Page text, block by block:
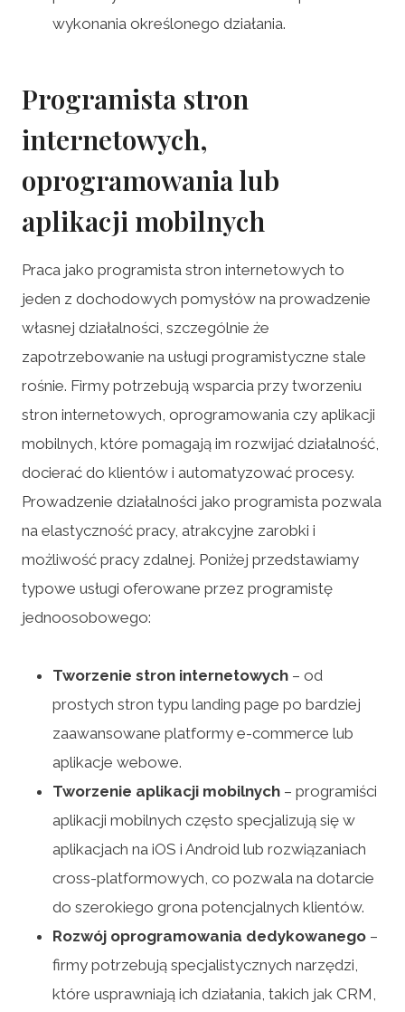
wykonania określonego działania.
Programista stron
internetowych,
oprogramowania lub
aplikacji mobilnych
Praca jako programista stron internetowych to
jeden z dochodowych pomysłów na prowadzenie
własnej działalności, szczególnie że
zapotrzebowanie na usługi programistyczne stale
rośnie. Firmy potrzebują wsparcia przy tworzeniu
stron internetowych, oprogramowania czy aplikacji
mobilnych, które pomagają im rozwijać działalność,
docierać do klientów i automatyzować procesy.
Prowadzenie działalności jako programista pozwala
na elastyczność pracy, atrakcyjne zarobki i
możliwość pracy zdalnej. Poniżej przedstawiamy
typowe usługi oferowane przez programistę
jednoosobowego:
Tworzenie stron internetowych – od
prostych stron typu landing page po bardziej
zaawansowane platformy e-commerce lub
aplikacje webowe.
Tworzenie aplikacji mobilnych – programiści
aplikacji mobilnych często specjalizują się w
aplikacjach na iOS i Android lub rozwiązaniach
cross-platformowych, co pozwala na dotarcie
do szerokiego grona potencjalnych klientów.
Rozwój oprogramowania dedykowanego –
firmy potrzebują specjalistycznych narzędzi,
które usprawniają ich działania, takich jak CRM,